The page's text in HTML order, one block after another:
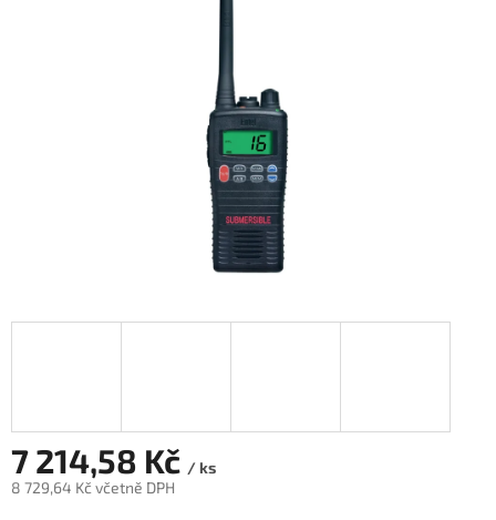
7 214,58 Kč / ks
8 729,64 Kč včetně DPH